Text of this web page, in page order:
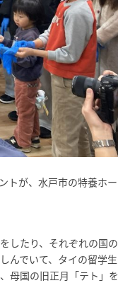
トが、水戸市の特養ホー
したり、それぞれの国の
んでいて、タイの留学生
母国の旧正月「テト」を